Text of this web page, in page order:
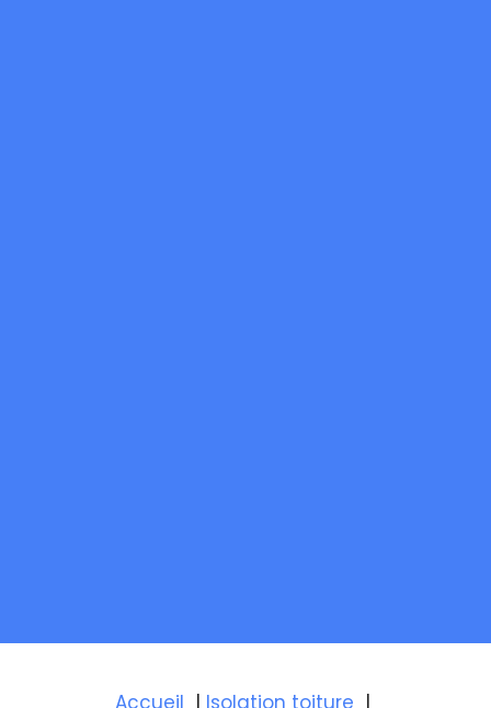
Accueil
Isolation toiture